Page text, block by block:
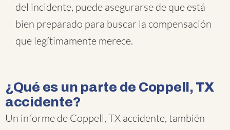
del incidente, puede asegurarse de que está
bien preparado para buscar la compensación
que legítimamente merece.
¿Qué es un parte de Coppell, TX
accidente?
Un informe de Coppell, TX accidente, también